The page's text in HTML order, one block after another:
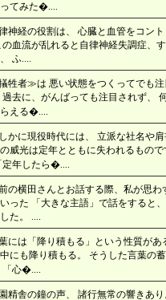
てみた�....
神経の役割は、 心臓と血管をコン
の血流が乱れると自律神経失調症、
ふ....
牲者≫は 悪い状態をつくってでも
過去に、がんばっても注目されず、
える�....
かに現役時代には、 立派な社名や
威光は定年とともに失われるもの
定年したら�....
の横田さんとお話する際、私が思
った 「大きな主語」で話をすると
た。 ....
には「降り積もる」という性質が
にも降り積もる。 そうした言葉の
「心�....
精舎の鐘の声、 諸行無常の響きあ